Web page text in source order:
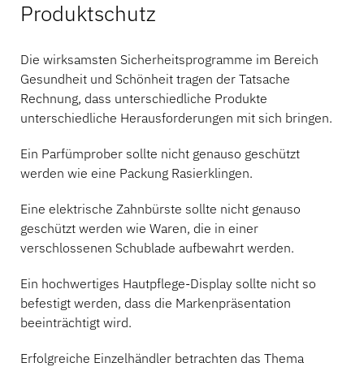
Produktschutz
Die wirksamsten Sicherheitsprogramme im Bereich
Gesundheit und Schönheit tragen der Tatsache
Rechnung, dass unterschiedliche Produkte
unterschiedliche Herausforderungen mit sich bringen.
Ein Parfümprober sollte nicht genauso geschützt
werden wie eine Packung Rasierklingen.
Eine elektrische Zahnbürste sollte nicht genauso
geschützt werden wie Waren, die in einer
verschlossenen Schublade aufbewahrt werden.
Ein hochwertiges Hautpflege-Display sollte nicht so
befestigt werden, dass die Markenpräsentation
beeinträchtigt wird.
Erfolgreiche Einzelhändler betrachten das Thema